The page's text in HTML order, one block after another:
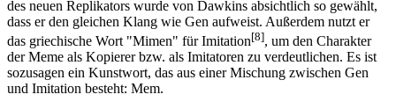
des neuen Replikators wurde von Dawkins absichtlich so gewählt,
dass er den gleichen Klang wie Gen aufweist. Außerdem nutzt er
das griechische Wort "Mimen" für Imitation[8], um den Charakter
der Meme als Kopierer bzw. als Imitatoren zu verdeutlichen. Es ist
sozusagen ein Kunstwort, das aus einer Mischung zwischen Gen
und Imitation besteht: Mem.